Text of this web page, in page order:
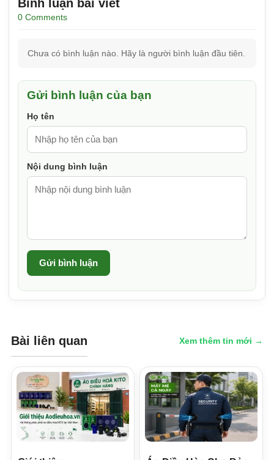
Bình luận bài viết
0 Comments
Chưa có bình luận nào. Hãy là người bình luận đầu tiên.
Gửi bình luận của bạn
Họ tên
Nội dung bình luận
Gửi bình luận
Bài liên quan Xem thêm tin mới →